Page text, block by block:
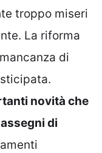
troppo miseri
La riforma
di
novità che
di